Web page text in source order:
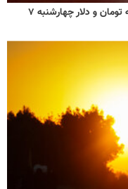
قیمت دینار عراق امروز + نرخ ارز اربعین دولتی به تومان و دلار چهارشنبه ۷